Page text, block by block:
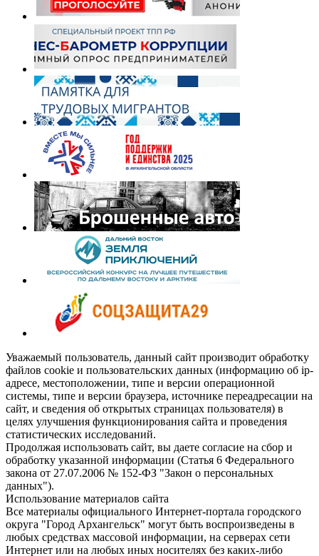
Уважаемый пользователь, данный сайт производит обработку
файлов cookie и пользовательских данных (информацию об ip-
адресе, местоположении, типе и версии операционной
системы, типе и версии браузера, источнике переадресации на
сайт, и сведения об открытых страницах пользователя) в
целях улучшения функционирования сайта и проведения
статистических исследований.
Продолжая использовать сайт, вы даете согласие на сбор и
обработку указанной информации (Статья 6 Федерального
закона от 27.07.2006 № 152-ФЗ "Закон о персональных
данных").
Использование материалов сайта
Все материалы официального Интернет-портала городского
округа "Город Архангельск" могут быть воспроизведены в
любых средствах массовой информации, на серверах сети
Интернет или на любых иных носителях без каких-либо